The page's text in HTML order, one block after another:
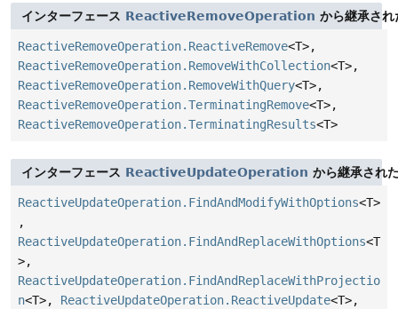
インターフェース ReactiveRemoveOperation から継承さ
ReactiveRemoveOperation.ReactiveRemove<T>,
ReactiveRemoveOperation.RemoveWithCollection<T>,
ReactiveRemoveOperation.RemoveWithQuery<T>,
ReactiveRemoveOperation.TerminatingRemove<T>,
ReactiveRemoveOperation.TerminatingResults<T>
インターフェース ReactiveUpdateOperation から継承され
ReactiveUpdateOperation.FindAndModifyWithOptions<T>
,
ReactiveUpdateOperation.FindAndReplaceWithOptions<T
>,
ReactiveUpdateOperation.FindAndReplaceWithProjectio
n<T>, ReactiveUpdateOperation.ReactiveUpdate<T>,